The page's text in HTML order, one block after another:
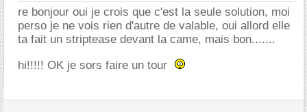
re bonjour oui je crois que c'est la seule solution, moi
perso je ne vois rien d'autre de valable, oui allord elle
ta fait un striptease devant la came, mais bon.......
hi!!!!! OK je sors faire un tour